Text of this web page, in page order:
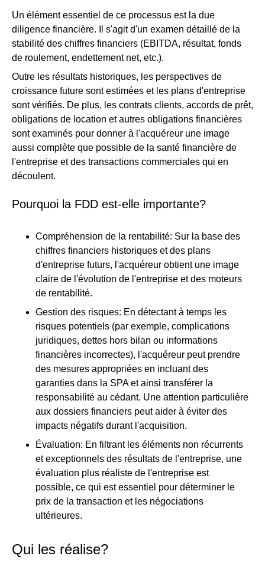
Un élément essentiel de ce processus est la due
diligence financière. Il s'agit d'un examen détaillé de la
stabilité des chiffres financiers (EBITDA, résultat, fonds
de roulement, endettement net, etc.).
Outre les résultats historiques, les perspectives de
croissance future sont estimées et les plans d'entreprise
sont vérifiés. De plus, les contrats clients, accords de prêt,
obligations de location et autres obligations financières
sont examinés pour donner à l'acquéreur une image
aussi complète que possible de la santé financière de
l'entreprise et des transactions commerciales qui en
découlent.
Pourquoi la FDD est-elle importante?
Compréhension de la rentabilité: Sur la base des
chiffres financiers historiques et des plans
d'entreprise futurs, l'acquéreur obtient une image
claire de l'évolution de l'entreprise et des moteurs
de rentabilité.
Gestion des risques: En détectant à temps les
risques potentiels (par exemple, complications
juridiques, dettes hors bilan ou informations
financières incorrectes), l'acquéreur peut prendre
des mesures appropriées en incluant des
garanties dans la SPA et ainsi transférer la
responsabilité au cédant. Une attention particulière
aux dossiers financiers peut aider à éviter des
impacts négatifs durant l'acquisition.
Évaluation: En filtrant les éléments non récurrents
et exceptionnels des résultats de l'entreprise, une
évaluation plus réaliste de l'entreprise est
possible, ce qui est essentiel pour déterminer le
prix de la transaction et les négociations
ultérieures.
Qui les réalise?